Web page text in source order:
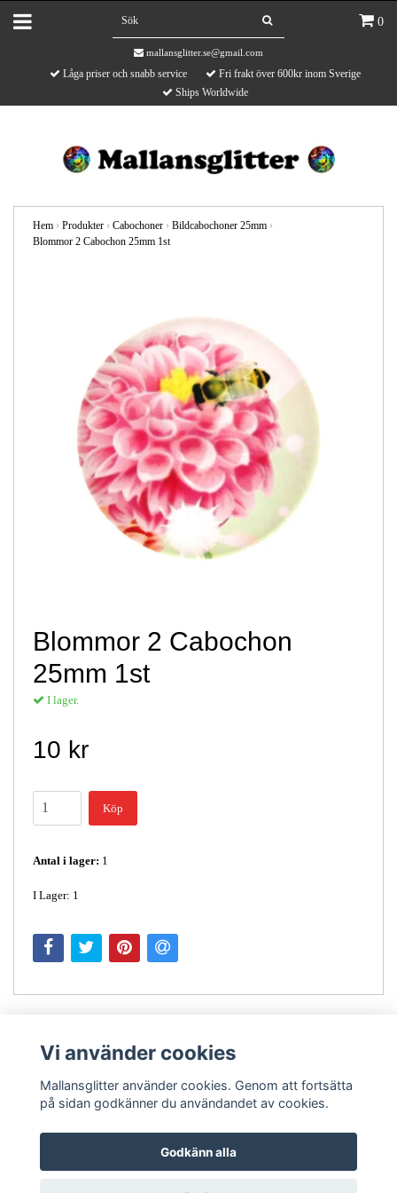
0
mallansglitter.se@gmail.com
Låga priser och snabb service
Fri frakt över 600kr inom Sverige
Ships Worldwide
Hem › Produkter › Cabochoner › Bildcabochoner 25mm ›
Blommor 2 Cabochon 25mm 1st
Blommor 2 Cabochon
25mm 1st
I lager.
10 kr
Köp
Antal i lager: 1
I Lager: 1
Vi använder cookies
Mallansglitter använder cookies. Genom att fortsätta
på sidan godkänner du användandet av cookies.
Godkänn alla